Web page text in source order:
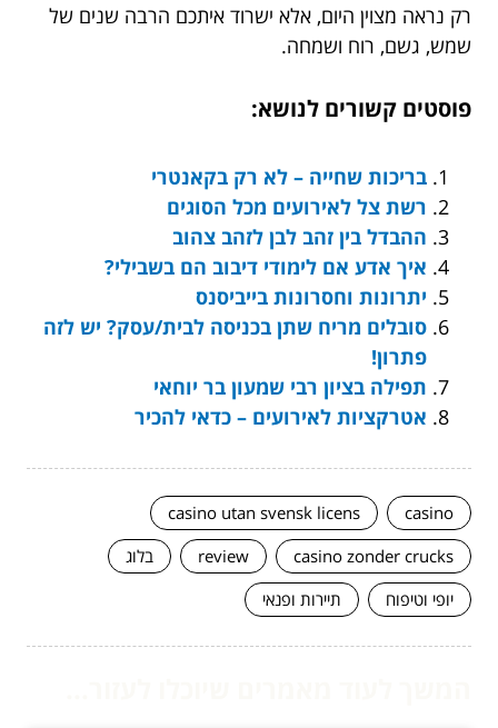
רק נראה מצוין היום, אלא ישרוד איתכם הרבה שנים של
שמש, גשם, רוח ושמחה.
פוסטים קשורים לנושא:
בריכות שחייה – לא רק בקאנטרי
רשת צל לאירועים מכל הסוגים
ההבדל בין זהב לבן לזהב צהוב
איך אדע אם לימודי דיבוב הם בשבילי?
יתרונות וחסרונות בייביסנס
סובלים מריח שתן בכניסה לבית/עסק? יש לזה
פתרון!
תפילה בציון רבי שמעון בר יוחאי
אטרקציות לאירועים – כדאי להכיר
casino
casino utan svensk licens
casino zonder crucks
review
בלוג
יופי וטיפוח
תיירות ופנאי